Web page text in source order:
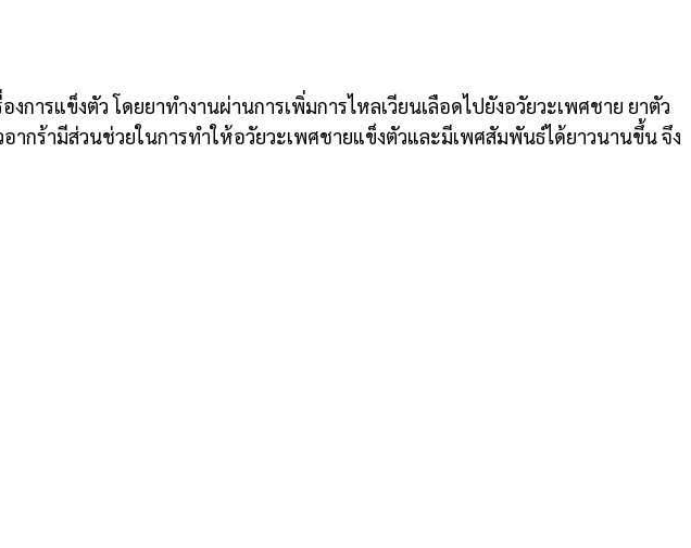
รแข็งตัว โดยยาทำงานผ่านการเพิ่มการไหลเวียนเลือดไปยังอวัยวะเพศชาย ยาตัว
กร้ามีส่วนช่วยในการทำให้อวัยวะเพศชายแข็งตัวและมีเพศสัมพันธ์ได้ยาวนานขึ้น จึง